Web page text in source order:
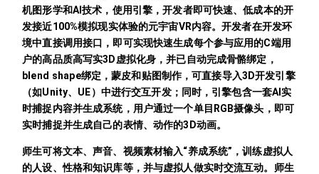
机图形学和AI技术，使用引擎，开发者即可快速、低成本的开
发接近100%模拟现实体验的元宇宙VR内容。开发者在开发环
境中直接调用接口，即可实现快速生成每个参与应用的C端用
户的高品质高写实3D虚拟化身，并已自动完成骨骼绑定，
blend shape绑定，蒙皮和贴图制作，可直接导入3D开发引擎
（如Unity、UE）中进行交互开发；同时，引擎包含一套AI实
时捕捉内容并生成系统，用户通过一个单目RGB摄像头，即可
实时捕捉并生成自己的表情、动作的3D动画。
师生可将文本、声音、视频素材输入“养成系统”，训练虚拟人
的人设、性格和知识库等，并与虚拟人做实时交流互动。师生